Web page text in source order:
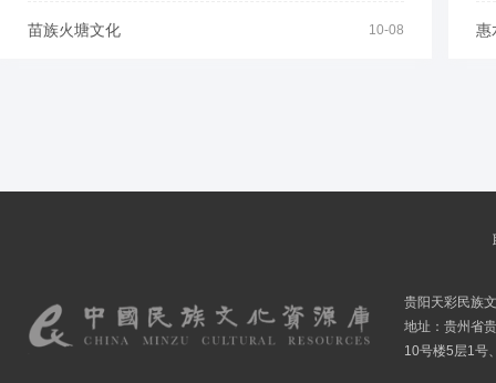
苗族火塘文化 10-08 惠
贵阳天彩民族
地址：贵州省
10号楼5层1号